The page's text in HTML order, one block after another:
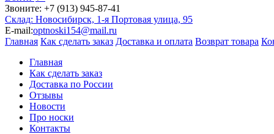
Звоните: +7 (913) 945-87-41
Склад: Новосибирск, 1-я Портовая улица, 95
E-mail:optnoski154@mail.ru
Главная Как сделать заказ Доставка и оплата Возврат товара
Главная
Как сделать заказ
Доставка по России
Отзывы
Новости
Про носки
Контакты